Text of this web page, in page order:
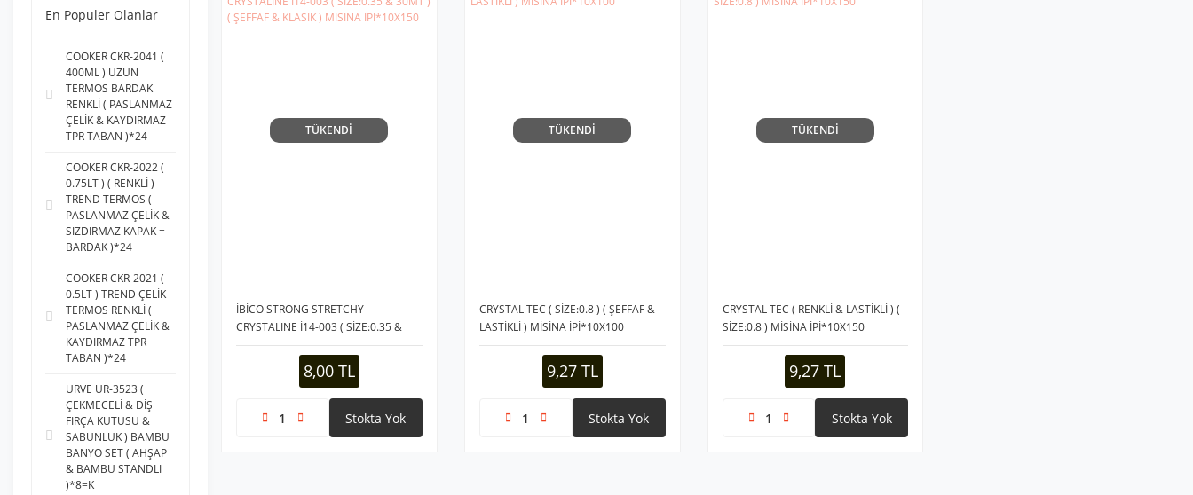
En Populer Olanlar
COOKER CKR-2041 (
400ML ) UZUN
TERMOS BARDAK
RENKLİ ( PASLANMAZ
ÇELİK & KAYDIRMAZ
TPR TABAN )*24
COOKER CKR-2022 (
0.75LT ) ( RENKLİ )
TREND TERMOS (
PASLANMAZ ÇELİK &
SIZDIRMAZ KAPAK =
BARDAK )*24
COOKER CKR-2021 (
0.5LT ) TREND ÇELİK
TERMOS RENKLİ (
PASLANMAZ ÇELİK &
KAYDIRMAZ TPR
TABAN )*24
URVE UR-3523 (
ÇEKMECELİ & DİŞ
FIRÇA KUTUSU &
SABUNLUK ) BAMBU
BANYO SET ( AHŞAP
& BAMBU STANDLI
)*8=K
TÜKENDİ
İBİCO STRONG STRETCHY
CRYSTALINE İ14-003 ( SİZE:0.35 &
30MT ) ( ŞEFFAF & KLASİK ) MİSİNA
8,00 TL
Stokta Yok
TÜKENDİ
CRYSTAL TEC ( SİZE:0.8 ) ( ŞEFFAF &
LASTİKLİ ) MİSİNA İPİ*10X100
9,27 TL
Stokta Yok
TÜKENDİ
CRYSTAL TEC ( RENKLİ & LASTİKLİ ) (
SİZE:0.8 ) MİSİNA İPİ*10X150
9,27 TL
Stokta Yok